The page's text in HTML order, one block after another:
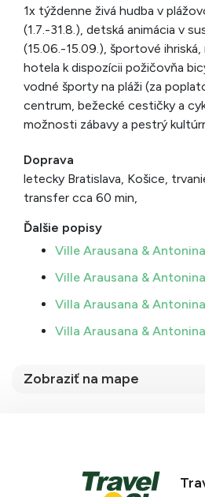
1x týždenne živá hudba v
(1.7.-31.8.), detská animácia v
(15.06.-15.09.), športové
hotela k dispozícii požičovňa
vodné športy na pláži (za
centrum, bežecké cestičky a
možnosti zábavy a pestrý
Doprava
letecky Bratislava, Košice,
transfer cca 60 min,
Ďalšie popisy
Ville Arausana & Antonina
Ville Arausana & Antonina
Villa Arausana & Antonina
Villa Arausana & Antonina
Zobraziť na mape